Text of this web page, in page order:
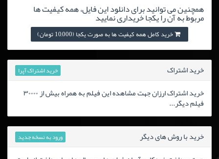
همچنین می توانید برای دانلود این فایل، همه کیفیت ها
مربوط به آن را یکجا خریداری نمایید
خرید کامل همه کیفیت ها به صورت یکجا (10,000 تومان)
خرید اشتراک خرید اشتراک آپرا
خرید اشتراک ارزان جهت مشاهده این فیلم به همراه بیش از ۳۰۰۰۰
فیلم دیگر...
خرید با روش های دیگر ورود به نسخه جدید